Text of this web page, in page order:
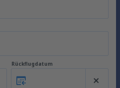
Rückflugdatum